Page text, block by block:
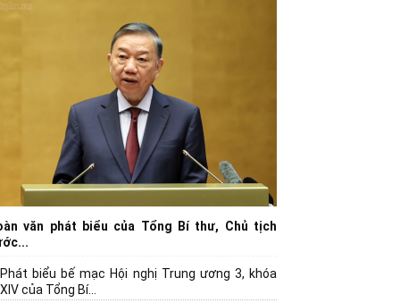
văn phát biểu của Tổng Bí thư, Chủ tịch
Phát biểu bế mạc Hội nghị Trung ương 3, khóa
XIV của Tổng Bí...